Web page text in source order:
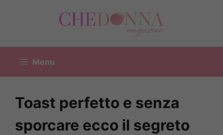
Menu
Toast perfetto e senza
sporcare ecco il segreto